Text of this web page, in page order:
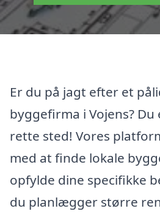
Er du på jagt efter et
byggefirma i Vojens?
rette sted! Vores
med at finde lokale
opfylde dine specifikke
du planlægger større